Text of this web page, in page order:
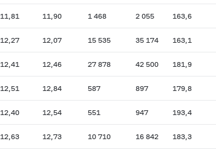
11,81 11,90 1 468 2 055 163,6
12,27 12,07 15 535 35 174 163,1
12,41 12,46 27 878 42 500 181,9
12,51 12,84 587 897 179,8
12,40 12,54 551 947 193,4
12,63 12,73 10 710 16 842 183,3